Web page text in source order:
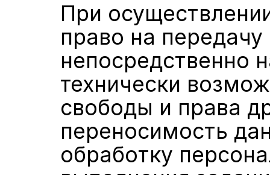
При
право на
непосредственно
технически
свободы и права
переносимость
обработку